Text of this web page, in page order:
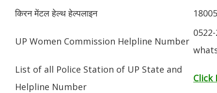
किरन मेंटल हेल्थ हेल्पलाइन
UP Women Commission Helpline Number
List of all Police Station of UP State and
Helpline Number
Click